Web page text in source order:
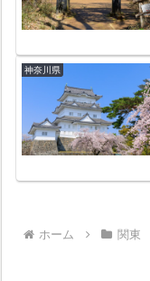
神奈川県
ホーム 関東